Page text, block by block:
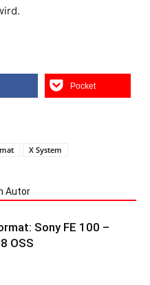
Pocket
X System
Autor
Sony FE 100 –
OSS